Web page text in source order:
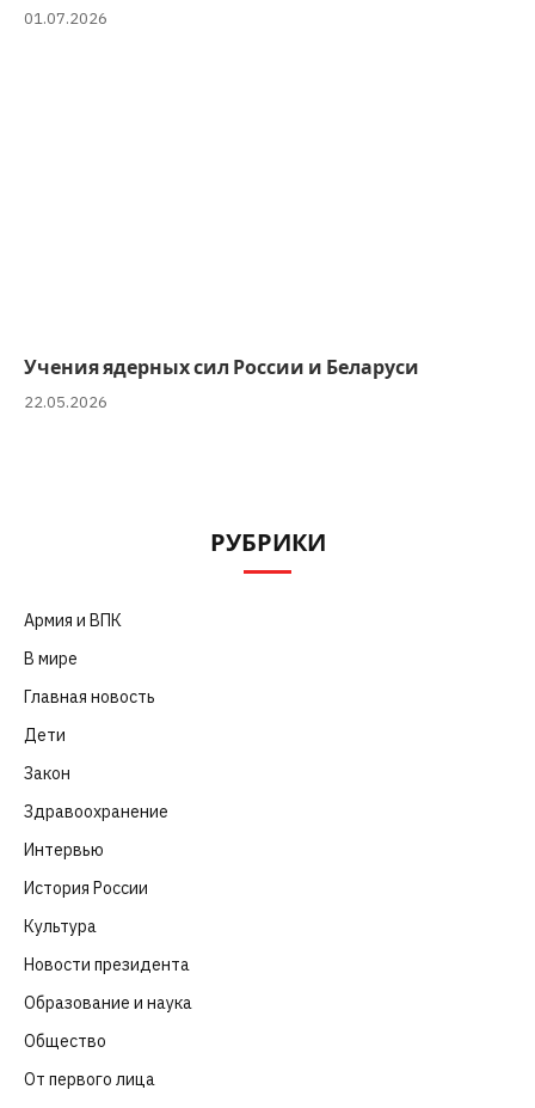
01.07.2026
Учения ядерных сил России и Беларуси
22.05.2026
РУБРИКИ
Армия и ВПК
В мире
Главная новость
Дети
Закон
Здравоохранение
Интервью
История России
Культура
Новости президента
Образование и наука
Общество
От первого лица